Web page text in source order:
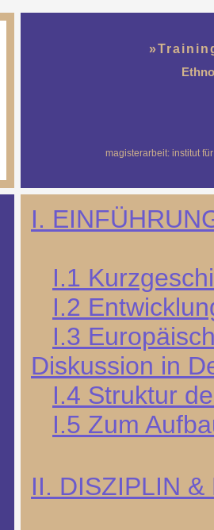
magisterarbeit: institut
I.
I.1
I.2
I.3
Diskussion in
I.4 Struktur
I.5 Zum
II. DISZIPLIN